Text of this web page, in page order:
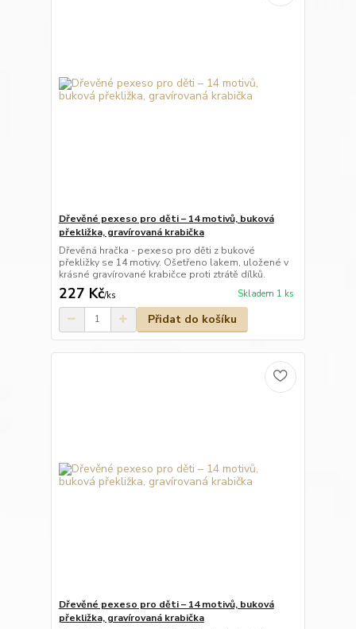
Dřevěné pexeso pro děti – 14 motivů, buková
překližka, gravírovaná krabička
Dřevěná hračka - pexeso pro děti z bukové
překližky se 14 motivy. Ošetřeno lakem, uložené v
krásné gravírované krabičce proti ztrátě dílků.
227 Kč/ks Skladem 1 ks
Přidat do košíku
Dřevěné pexeso pro děti – 14 motivů, buková
překližka, gravírovaná krabička